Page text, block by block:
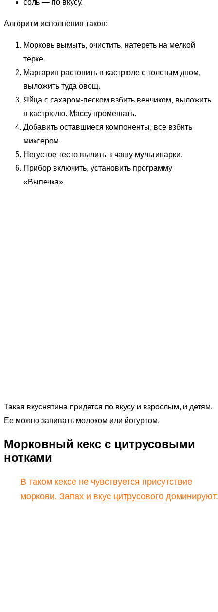
соль — по вкусу.
Алгоритм исполнения таков:
Морковь вымыть, очистить, натереть на мелкой
терке.
Маргарин растопить в кастрюле с толстым дном,
выложить туда овощ.
Яйца с сахаром-песком взбить венчиком, выложить
в кастрюлю. Массу промешать.
Добавить оставшиеся компоненты, все взбить
миксером.
Негустое тесто вылить в чашу мультиварки.
Прибор включить, установить программу
«Выпечка».
Такая вкуснятина придется по вкусу и взрослым, и детям.
Ее можно запивать молоком или йогуртом.
Морковный кекс с цитрусовыми
нотками
В таком кексе не чувствуется присутствие
моркови. Запах и вкус цитрусового доминируют.